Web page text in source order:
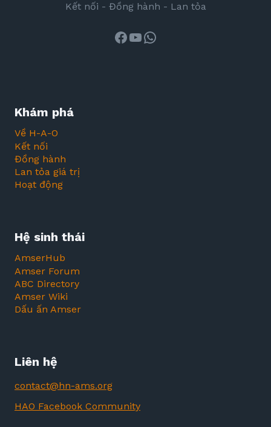
Kết nối - Đồng hành - Lan tỏa
Facebook
Youtube
WhatsApp
Khám phá
Về H-A-O
Kết nối
Đồng hành
Lan tỏa giá trị
Hoạt động
Hệ sinh thái
AmserHub
Amser Forum
ABC Directory
Amser Wiki
Dấu ấn Amser
Liên hệ
contact@hn-ams.org
HAO Facebook Community